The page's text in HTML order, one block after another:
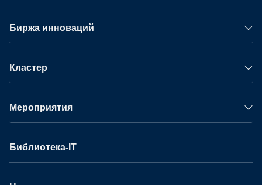
Биржа инноваций
Кластер
Мероприятия
Библиотека-IT